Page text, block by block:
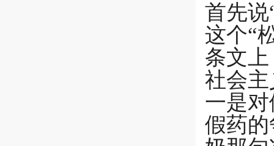
首先说
这个“
条文
社会
一是
假药